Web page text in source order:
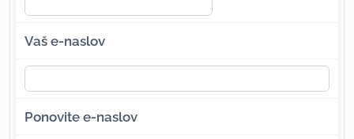
Vaš e-naslov
Ponovite e-naslov